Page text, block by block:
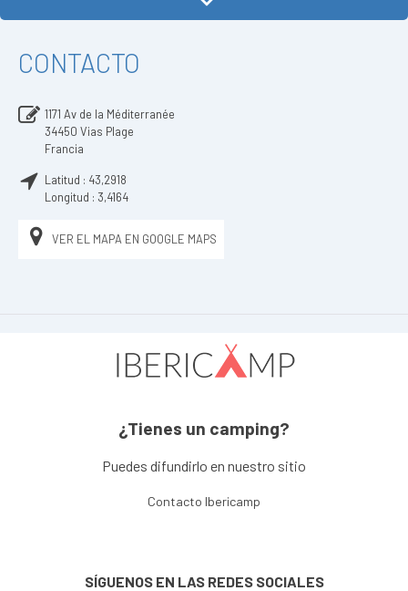
CONTACTO
1171 Av de la Méditerranée
34450 Vias Plage
Francia
Latitud : 43,2918
Longitud : 3,4164
VER EL MAPA EN GOOGLE MAPS
¿Tienes un camping?
Puedes difundirlo en nuestro sitio
Contacto Ibericamp
SÍGUENOS EN LAS REDES SOCIALES